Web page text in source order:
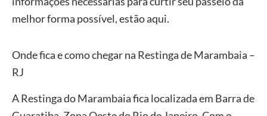
melhor forma possível, estão aqui.
Onde fica e como chegar na Restinga de Marambaia –
RJ
A Restinga do Marambaia fica localizada em Barra de